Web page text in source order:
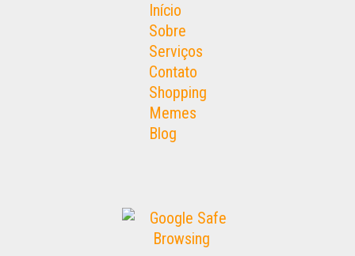
Início
Sobre
Serviços
Contato
Shopping
Memes
Blog